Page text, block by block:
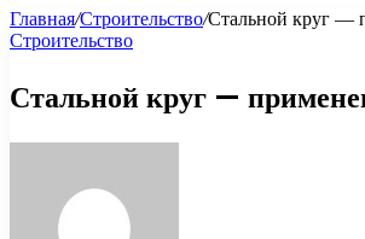
Главная/Строительство/Стальной круг —
Строительство
Стальной круг —